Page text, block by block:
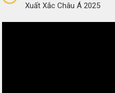
Xuất Xắc Châu Á 2025